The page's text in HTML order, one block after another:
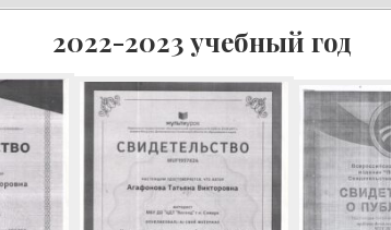
2022-2023 учебный год